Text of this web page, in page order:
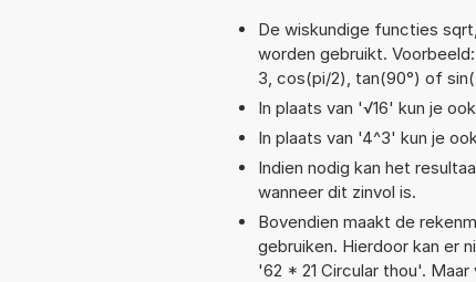
De wiskundige functies
worden gebruikt.
3, cos(pi/2), tan(90°) of
In plaats van '√16' kun je
In plaats van '4^3' kun je
Indien nodig kan het
wanneer dit zinvol is.
Bovendien maakt de
gebruiken. Hierdoor kan er
'62 * 21 Circular thou'.